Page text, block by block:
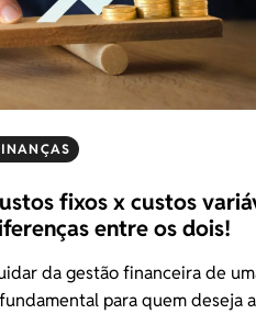
fixos x custos
entre os dois!
da gestão financeira de
para quem deseja